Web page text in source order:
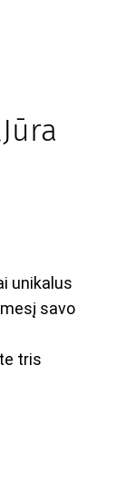
unikalus
savo
tris